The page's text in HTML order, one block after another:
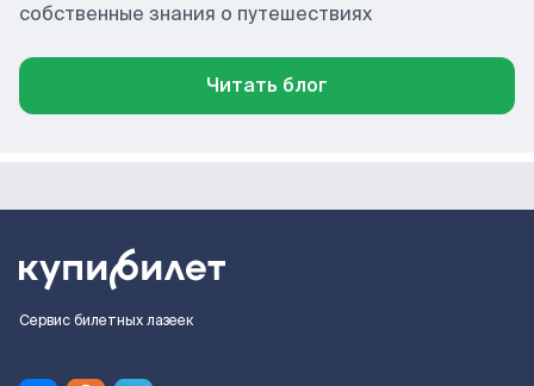
собственные знания о путешествиях
Читать блог
Сервис билетных лазеек